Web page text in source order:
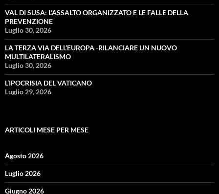
VAL DI SUSA: L’ASSALTO ORGANIZZATO E LE FALLE DELLA
PREVENZIONE
Luglio 30, 2026
LA TERZA VIA DELL’EUROPA -RILANCIARE UN NUOVO
MULTILATERALISMO
Luglio 30, 2026
L’IPOCRISIA DEL VATICANO
Luglio 29, 2026
ARTICOLI MESE PER MESE
Agosto 2026
Luglio 2026
Giugno 2026